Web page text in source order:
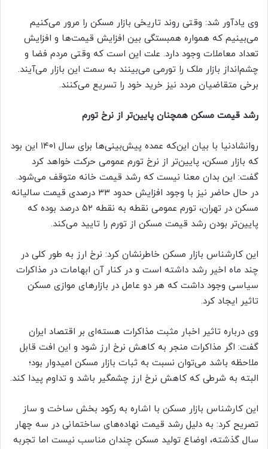
وی یادآور شد: وقتی روند تاریخی بازار مسکن را مرور می‌کنیم
می‌بینیم که همواره همبستگی بین افزایش قیمت‌ها و افزایش
تعداد معاملات وجود دارد. علت این است که وقتی مردم فضا و
چشم‌انداز بازار ملک را تورمی می‌بینند به سمت این بازار می‌آیند.
برخی متقاضیان مردد نیز خرید خود را تسریع می‌کنند.
رشد قیمت مسکن همچنان پایین‌تر از نرخ تورم
روانشادنیا با بیان این‌که عمده پیش‌بینی‌ها برای سال ۱۴۰۱ این بود
که بازار مسکن، پایین‌تر از نرخ تورم عمومی حرکت خواهد کرد
گفت: این بدان معنا نیست که رشد قیمت خانه متوقف می‌شود.
در حال حاضر نیز با وجود افزایش حدود ۳۳ درصدی قیمت سالیانه
مسکن در تهران، تورم عمومی نقطه به نقطه ۵۲ درصد بوده که
پایین‌تر بودن رشد قیمت مسکن از تورم را تایید می‌کند.
این کارشناس بازار مسکن خاطرنشان کرد: نرخ ارز به طور کلی در
چند ماه اخیر رشد داشته است و در کنار آن ابهامات در مذاکرات
سیاسی وجود داشت که هر دو عامل در بازارهای موازی مسکن
تاثیر ایجاد کرد.
وی درباره تاثیر اخبار مثبت مذاکرات هسته‌ای بر اقتصاد ایران
گفت: اگر مذاکرات منجر به کاهش نرخ ارز شود و این افت قابل
ملاحظه باشد می‌توان نسبت به ثبات بازار مسکن امیدوار بود؛
البته به شرطی که کاهش نرخ ارز چشمگیر باشد و تداوم پیدا کند.
این کارشناس بازار مسکن با اشاره به رکود بخش ساخت و ساز
تصریح کرد: به دلیل رشد قیمت نهاده‌های ساختمانی در سه چهار
سال گذشته، اوضاع تولید مسکن چندان مناسب نیست اما تجربه